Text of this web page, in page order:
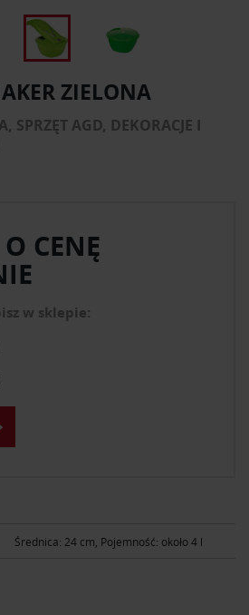
ZIELONA
SPRZĘT AGD, DEKORACJE I
Średnica: 24 cm, Pojemność: około 4 l
CENĘ
w sklepie: